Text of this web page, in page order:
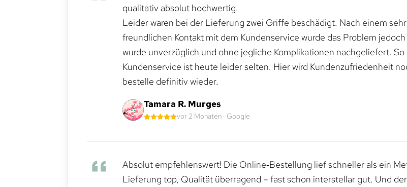
qualitativ absolut hochwertig.
Leider waren bei der Lieferung zwei Griffe beschädigt. Nach einem
freundlichen Kontakt mit dem Kundenservice wurde das Problem
wurde unverzüglich und ohne jegliche Komplikationen nachgeliefert.
Kundenservice ist heute leider selten. Hier wird Kundenzufriedenheit
bestelle definitiv wieder.
Tamara R. Murges
vor 2 Monaten · Google
Absolut empfehlenswert! Die Online‑Bestellung lief schneller als ein
Lieferung top, Qualität überragend – fast schon interstellar gut. Und